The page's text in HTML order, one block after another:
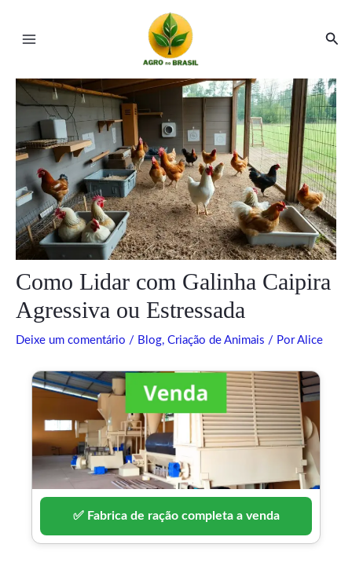
Menu
Como Lidar com Galinha Caipira
Agressiva ou Estressada
Deixe um comentário / Blog, Criação de Animais / PorAlice
✅ Fabrica de ração completa a venda